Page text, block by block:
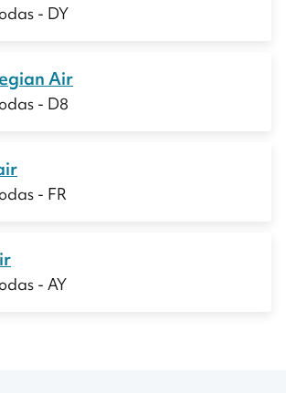
- DY
Air
- D8
- FR
- AY